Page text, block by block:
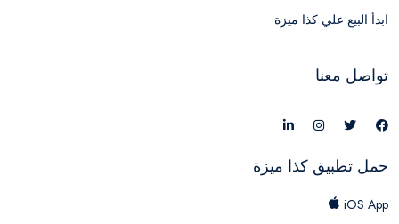
ابدأ البيع علي كذا ميزة
تواصل معنا
حمل تطبيق كذا ميزة
iOS App